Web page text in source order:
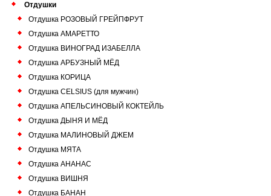
Отдушки
Отдушка РОЗОВЫЙ ГРЕЙПФРУТ
Отдушка АМАРЕТТО
Отдушка ВИНОГРАД ИЗАБЕЛЛА
Отдушка АРБУЗНЫЙ МЁД
Отдушка КОРИЦА
Отдушка CELSIUS (для мужчин)
Отдушка АПЕЛЬСИНОВЫЙ КОКТЕЙЛЬ
Отдушка ДЫНЯ И МЁД
Отдушка МАЛИНОВЫЙ ДЖЕМ
Отдушка МЯТА
Отдушка АНАНАС
Отдушка ВИШНЯ
Отдушка БАНАН